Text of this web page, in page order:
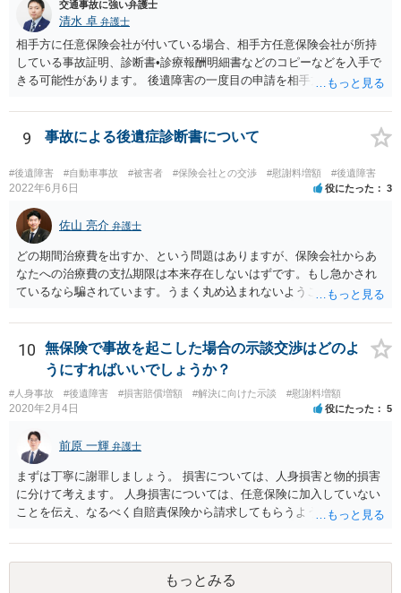
交通事故に強い弁護士
清水 卓 弁護士
相手方に任意保険会社が付いている場合、相手方任意保険会社が所持
している事故証明、診断書•診療報酬明細書などのコピーなどを入手で
きる可能性があります。 後遺障害の一度目の申請を相手方任意保険会
果と認定理由書も相手方任意保険会社から入手できる可能性がありま
す。 これらが難しくても、通院していた病院のカルテを取り付けるこ
と等で代替が可能な場合もあります。 事故からどの程度期間が経過し
ているがが定かではありませんが、昨年４月から既に１年半年程度経
過しており、時効なども意識しながら対応をしておきたいところで
す。 待っていても事態が打開しない可能性もあるため、依頼の対応が
可能な弁護士に個別に問い合わせ、上記の方法等を参考に進め方を相
談してみるのが望ましいかもしれません。
9 事故による後遺症診断書について
#後遺障害 #自動車事故 #被害者 #保険会社との交渉 #慰謝料増額 #後遺障害
2022年6月6日 役にたった 3
佐山 亮介 弁護士
どの期間治療費を出すか、という問題はありますが、保険会社からあ
なたへの治療費の支払期限は本来存在しないはずです。もし急かされ
ているなら騙されています。うまく丸め込まれないようご注意下さ
せんが、受診したならば提出すべきです。
10
無保険で事故を起こした場合の示談交渉はどのよ
うにすればいいでしょうか？
#人身事故 #後遺障害 #損害賠償増額 #解決に向けた示談 #慰謝料増額
2020年2月4日 役にたった 5
前原 一輝 弁護士
まずは丁寧に謝罪しましょう。 損害については、人身損害と物的損害
に分けて考えます。 人身損害については、任意保険に加入していない
ことを伝え、なるべく自賠責保険から請求してもらうようお願いして
願いしてください。 物的損害については、請求の根拠を精査する必要
があり、写真や見積書を送ってもらい、請求金額が正当化をちゃんと
チェックする必要があります。 相談者様の資力がどれだけあるのかは
もっとみる